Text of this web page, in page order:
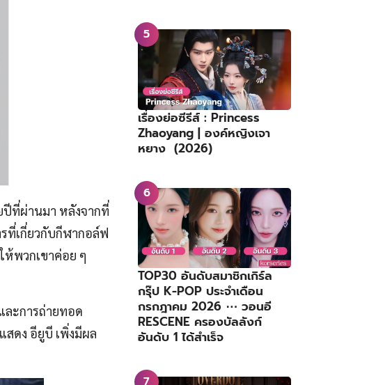
ปีที่ผ่านมา หลังจากที่
ที่เกี่ยวกับกีฬากอล์ฟ
ห้พวกเขาค่อย ๆ
ะการถ่ายทอด
สดง อียูบี เพิ่งมีผล
เรื่องย่อซีรีส์ : Princess
Zhaoyang | องค์หญิงเจา
หยาง (2026)
TOP30 อันดับสมาชิกเกิร์ล
กรุ๊ป K-POP ประจำเดือน
กรกฎาคม 2026 ⋯ วอนอี
RESCENE ครองบัลลังก์
อันดับ 1 ได้สำเร็จ